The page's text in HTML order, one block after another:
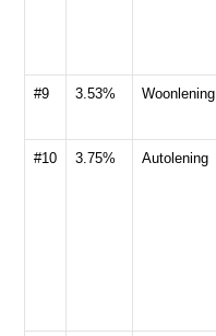
#9 3.53% Woonlening
#10 3.75% Autolening